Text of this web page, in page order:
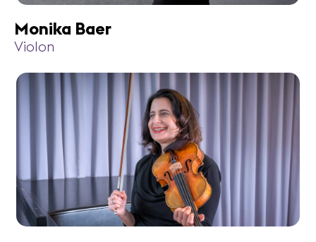
Monika Baer
Violon